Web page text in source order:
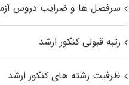
سرفصل ها و ضرایب دروس
رتبه قبولی کنکور ارشد
ظرفیت رشته های کنکور ارشد